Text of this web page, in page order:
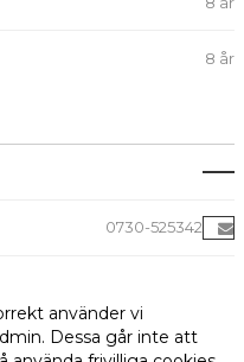
8 år
0730-525342
använder vi
Dessa går inte att